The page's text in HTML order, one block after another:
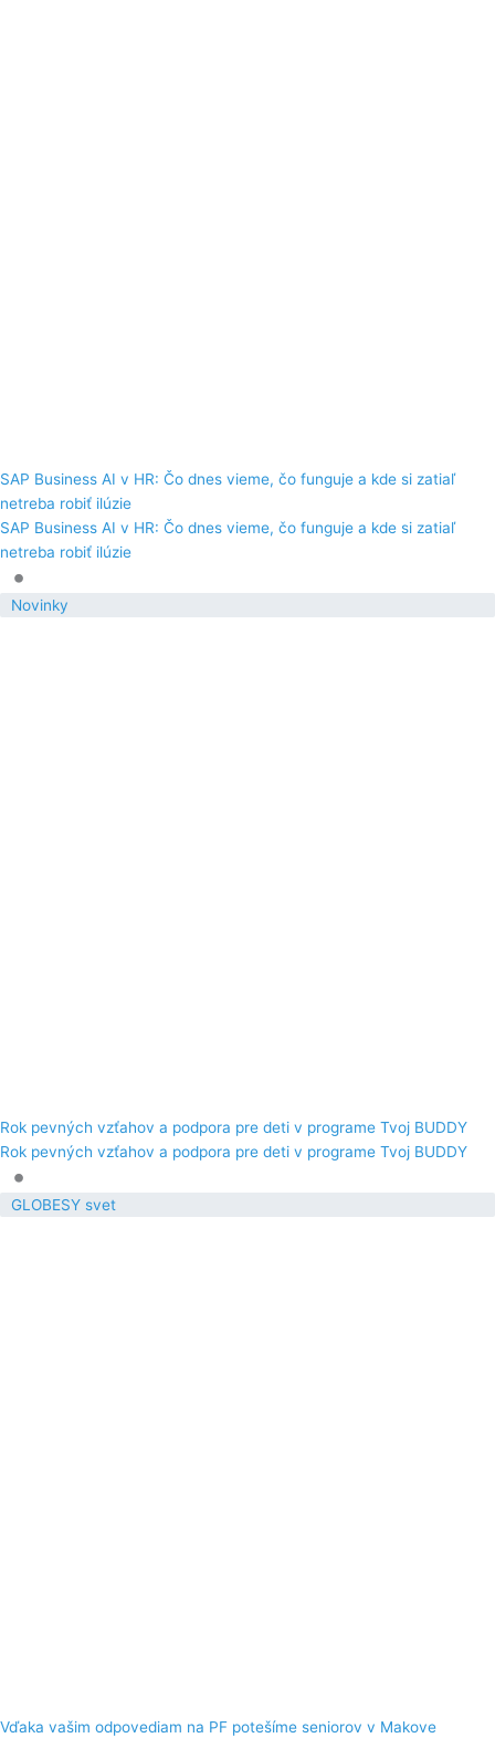
SAP Business AI v HR: Čo dnes vieme, čo funguje a kde si zatiaľ
netreba robiť ilúzie
SAP Business AI v HR: Čo dnes vieme, čo funguje a kde si zatiaľ
netreba robiť ilúzie
•
Novinky
Rok pevných vzťahov a podpora pre deti v programe Tvoj BUDDY
Rok pevných vzťahov a podpora pre deti v programe Tvoj BUDDY
•
GLOBESY svet
Vďaka vašim odpovediam na PF potešíme seniorov v Makove